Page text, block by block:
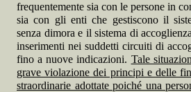
frequentemente sia con le persone in
sia con gli enti che gestiscono il
senza dimora e il sistema di
inserimenti nei suddetti circuiti di
fino a nuove indicazioni. Tale
grave violazione dei principi e delle
straordinarie adottate poiché una